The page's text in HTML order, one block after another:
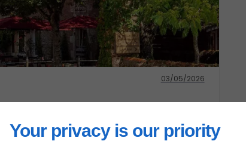
Your privacy is our priority
03/05/2026